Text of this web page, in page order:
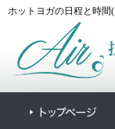
ホットヨガの日程と時間